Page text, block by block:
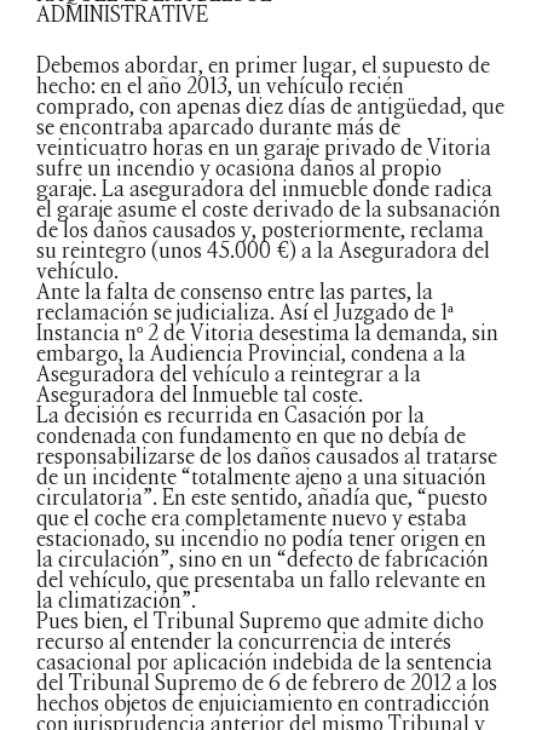
ADMINISTRATIVE
Debemos abordar, en primer lugar, el supuesto de
hecho: en el año 2013, un vehículo recién
comprado, con apenas diez días de antigüedad, que
se encontraba aparcado durante más de
veinticuatro horas en un garaje privado de Vitoria
sufre un incendio y ocasiona daños al propio
garaje. La aseguradora del inmueble donde radica
el garaje asume el coste derivado de la subsanación
de los daños causados y, posteriormente, reclama
su reintegro (unos 45.000 €) a la Aseguradora del
vehículo.
Ante la falta de consenso entre las partes, la
reclamación se judicializa. Así el Juzgado de 1ª
Instancia nº 2 de Vitoria desestima la demanda, sin
embargo, la Audiencia Provincial, condena a la
Aseguradora del vehículo a reintegrar a la
Aseguradora del Inmueble tal coste.
La decisión es recurrida en Casación por la
condenada con fundamento en que no debía de
responsabilizarse de los daños causados al tratarse
de un incidente “totalmente ajeno a una situación
circulatoria”. En este sentido, añadía que, “puesto
que el coche era completamente nuevo y estaba
estacionado, su incendio no podía tener origen en
la circulación”, sino en un “defecto de fabricación
del vehículo, que presentaba un fallo relevante en
la climatización”.
Pues bien, el Tribunal Supremo que admite dicho
recurso al entender la concurrencia de interés
casacional por aplicación indebida de la sentencia
del Tribunal Supremo de 6 de febrero de 2012 a los
hechos objetos de enjuiciamiento en contradicción
con jurisprudencia anterior del mismo Tribunal y